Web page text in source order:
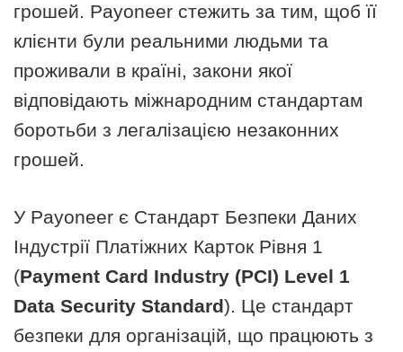
грошей. Payoneer стежить за тим, щоб її
клієнти були реальними людьми та
проживали в країні, закони якої
відповідають міжнародним стандартам
боротьби з легалізацією незаконних
грошей.
У Payoneer є Стандарт Безпеки Даних
Індустрії Платіжних Карток Рівня 1
(Payment Card Industry (PCI) Level 1
Data Security Standard). Це стандарт
безпеки для організацій, що працюють з